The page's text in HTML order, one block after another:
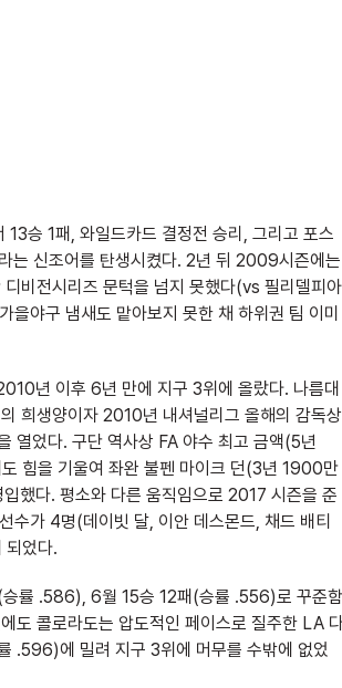
승 1패, 와일드카드 결정전 승리, 그리고 포스
는 신조어를 탄생시켰다. 2년 뒤 2009시즌에는
비전시리즈 문턱을 넘지 못했다(vs 필리델피아
야구 냄새도 맡아보지 못한 채 하위권 팀 이미
년 이후 6년 만에 지구 3위에 올랐다. 나름대
희생양이자 2010년 내셔널리그 올해의 감독상
열었다. 구단 역사상 FA 야수 최고 금액(5년
힘을 기울여 좌완 불펜 마이크 던(3년 1900만
했다. 평소와 다른 움직임으로 2017 시즌을 준
수가 4명(데이빗 달, 이안 데스몬드, 채드 배티
되었다.
률 .586), 6월 15승 12패(승률 .556)로 꾸준함
도 콜로라도는 압도적인 페이스로 질주한 LA
.596)에 밀려 지구 3위에 머무를 수밖에 없었